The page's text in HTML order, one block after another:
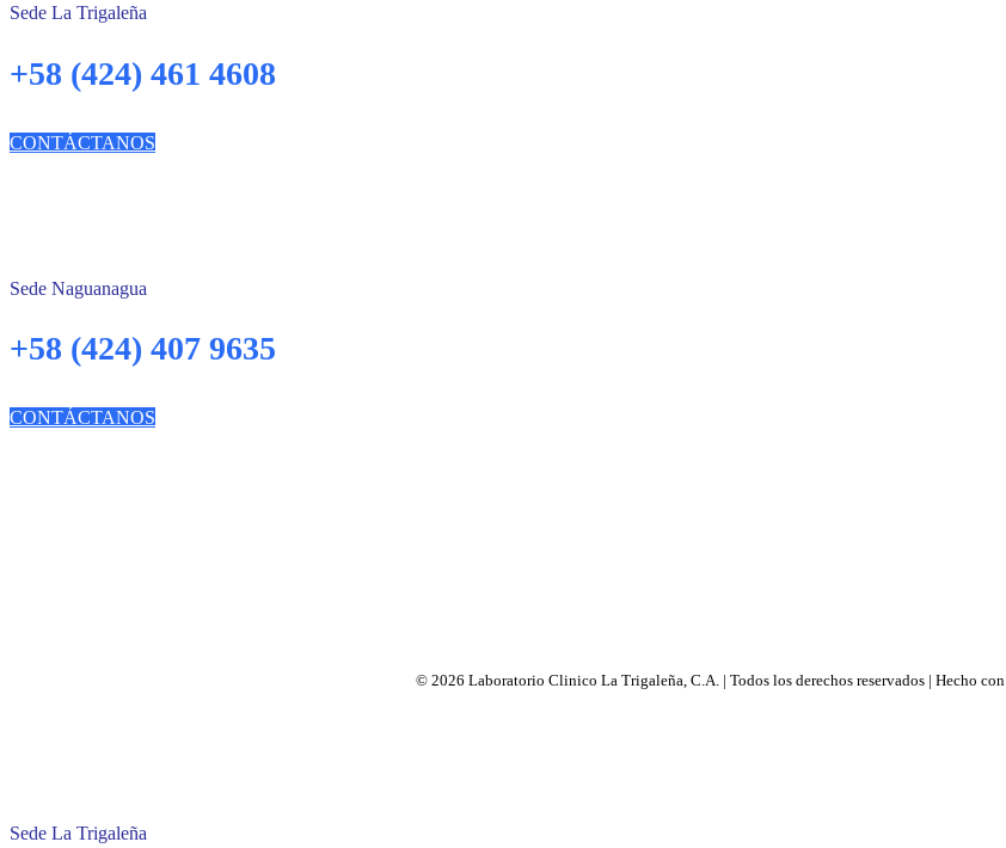
Sede La Trigaleña
+58 (424) 461 4608
CONTÁCTANOS
Sede Naguanagua
+58 (424) 407 9635
CONTÁCTANOS
© 2026 Laboratorio Clinico La Trigaleña, C.A. | Todos los derechos reservados | Hecho con
Sede La Trigaleña